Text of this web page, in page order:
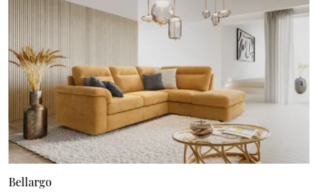
Bellargo